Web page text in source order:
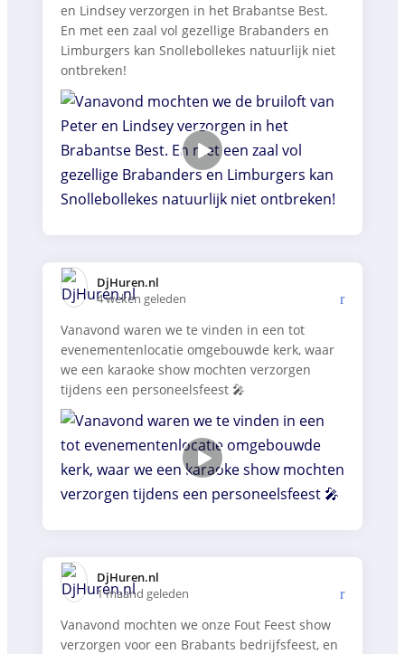
en Lindsey verzorgen in het Brabantse Best.
En met een zaal vol gezellige Brabanders en
Limburgers kan Snollebollekes natuurlijk niet
ontbreken!
DjHuren.nl️
4 weken geleden
Vanavond waren we te vinden in een tot
evenementenlocatie omgebouwde kerk, waar
we een karaoke show mochten verzorgen
tijdens een personeelsfeest 🎤
DjHuren.nl️
1 maand geleden
Vanavond mochten we onze Fout Feest show
verzorgen voor een Brabants bedrijfsfeest, en